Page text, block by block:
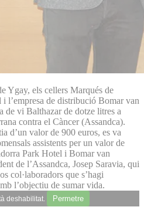
Ygay, els cellers Marqués de
l’empresa de distribució Bomar van
de vi Balthazar de dotze litres a
contra el Càncer (Assandca).
d’un valor de 900 euros, es va
assistents per un valor de
Park Hotel i Bomar van
de l’Assandca, Josep Saravia, qui
col·laboradors que s’hagi
l’objectiu de sumar vida.
deshabilitat. Permetre